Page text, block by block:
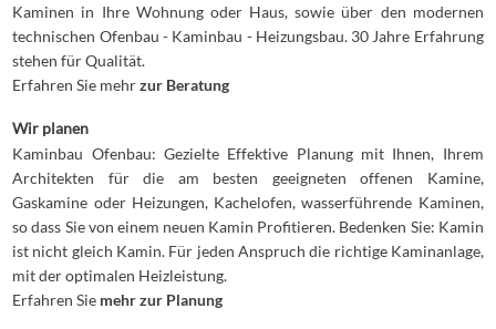
Kaminen in Ihre Wohnung oder Haus, sowie über den modernen
technischen Ofenbau - Kaminbau - Heizungsbau. 30 Jahre Erfahrung
stehen für Qualität.
Erfahren Sie mehrzur Beratung
Wir planen
Kaminbau Ofenbau: Gezielte Effektive Planung mit Ihnen, Ihrem
Architekten für die am besten geeigneten offenen Kamine,
Gaskamine oder Heizungen, Kachelofen, wasserführende Kaminen,
so dass Sie von einem neuen Kamin Profitieren. Bedenken Sie: Kamin
ist nicht gleich Kamin. Für jeden Anspruch die richtige Kaminanlage,
mit der optimalen Heizleistung.
Erfahren Sie mehr zur Planung